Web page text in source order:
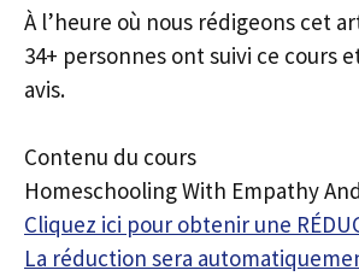
À l’heure où nous rédigeons cet
34+ personnes ont suivi ce cours
avis.
Contenu du cours
Homeschooling With Empathy
Cliquez ici pour obtenir une
La réduction sera